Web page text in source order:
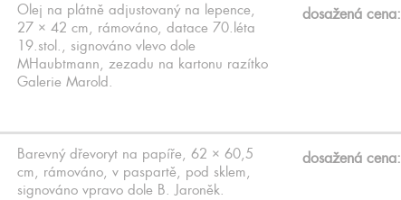
Olej na plátně adjustovaný na lepence,
27 × 42 cm, rámováno, datace 70.léta
19.stol., signováno vlevo dole
MHaubtmann, zezadu na kartonu razítko
Galerie Marold.
dosažená cena:
Barevný dřevoryt na papíře, 62 × 60,5
cm, rámováno, v paspartě, pod sklem,
signováno vpravo dole B. Jaroněk.
dosažená cena: